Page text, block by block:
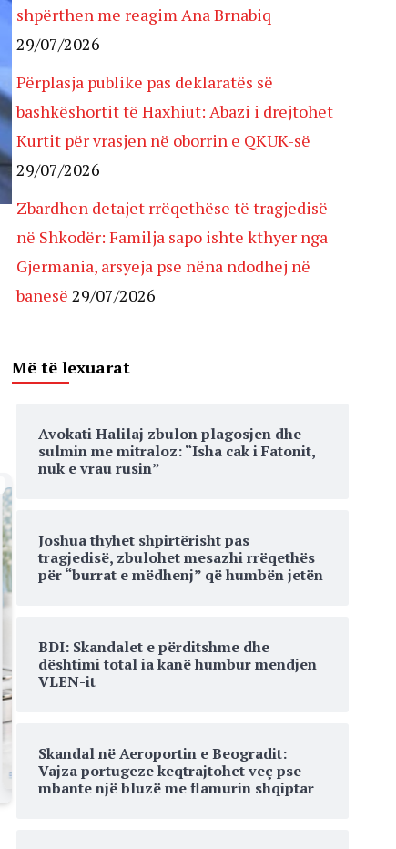
shpërthen me reagim Ana Brnabiq
29/07/2026
Përplasja publike pas deklaratës së
bashkëshortit të Haxhiut: Abazi i drejtohet
Kurtit për vrasjen në oborrin e QKUK-së
29/07/2026
Zbardhen detajet rrëqethëse të tragjedisë
në Shkodër: Familja sapo ishte kthyer nga
Gjermania, arsyeja pse nëna ndodhej në
banesë 29/07/2026
Më të lexuarat
Avokati Halilaj zbulon plagosjen dhe
sulmin me mitraloz: “Isha cak i Fatonit,
nuk e vrau rusin”
Joshua thyhet shpirtërisht pas
tragjedisë, zbulohet mesazhi rrëqethës
për “burrat e mëdhenj” që humbën jetën
BDI: Skandalet e përditshme dhe
dështimi total ia kanë humbur mendjen
VLEN-it
Skandal në Aeroportin e Beogradit:
Vajza portugeze keqtrajtohet veç pse
mbante një bluzë me flamurin shqiptar